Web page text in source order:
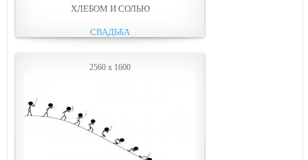
ХЛЕБОМ И СОЛЬЮ
СВАДЬБА
2560 x 1600